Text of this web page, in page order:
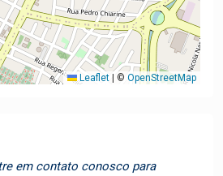
Leaflet © OpenStreetMap
em contato conosco para